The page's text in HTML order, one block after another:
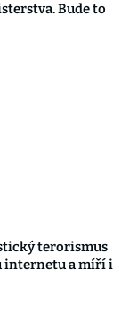
Bude to
terorismus
internetu a míří i